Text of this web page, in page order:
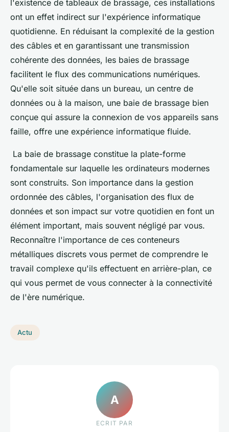
l'existence de tableaux de brassage, ces installations
ont un effet indirect sur l'expérience informatique
quotidienne. En réduisant la complexité de la gestion
des câbles et en garantissant une transmission
cohérente des données, les baies de brassage
facilitent le flux des communications numériques.
Qu'elle soit située dans un bureau, un centre de
données ou à la maison, une baie de brassage bien
conçue qui assure la connexion de vos appareils sans
faille, offre une expérience informatique fluide.
La baie de brassage constitue la plate-forme
fondamentale sur laquelle les ordinateurs modernes
sont construits. Son importance dans la gestion
ordonnée des câbles, l'organisation des flux de
données et son impact sur votre quotidien en font un
élément important, mais souvent négligé par vous.
Reconnaître l'importance de ces conteneurs
métalliques discrets vous permet de comprendre le
travail complexe qu'ils effectuent en arrière-plan, ce
qui vous permet de vous connecter à la connectivité
de l'ère numérique.
Actu
A
ECRIT PAR